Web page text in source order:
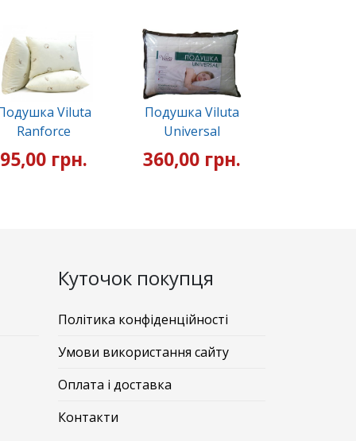
Viluta
Ranforce
95,00 грн.
Подушка Viluta
Universal
360,00 грн.
Куточок покупця
Політика конфіденційності
Умови використання сайту
Оплата і доставка
Контакти